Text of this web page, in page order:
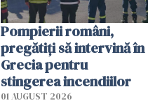
Pompierii români,
pregătiţi să intervină în
Grecia pentru
stingerea incendiilor
01 AUGUST 2026